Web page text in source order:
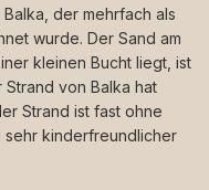
der mehrfach als
wurde. Der Sand am
kleinen Bucht liegt, ist
von Balka hat
Strand ist fast ohne
sehr kinderfreundlicher